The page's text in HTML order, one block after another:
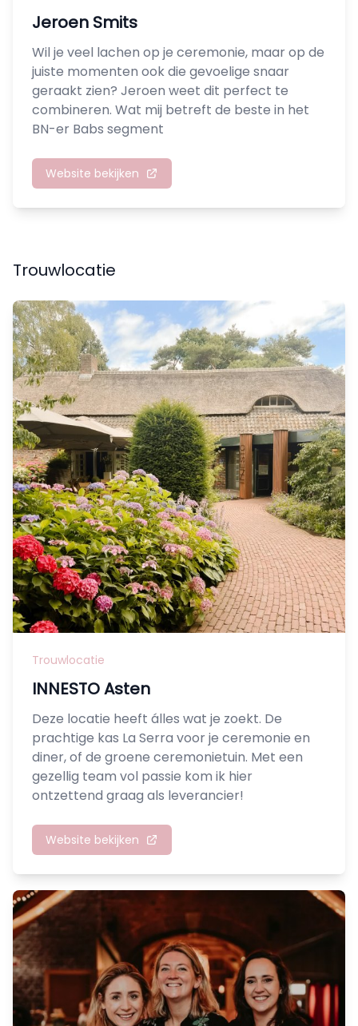
Jeroen Smits
Wil je veel lachen op je ceremonie, maar op de
juiste momenten ook die gevoelige snaar
geraakt zien? Jeroen weet dit perfect te
combineren. Wat mij betreft de beste in het
BN-er Babs segment
Website bekijken
Trouwlocatie
Trouwlocatie
INNESTO Asten
Deze locatie heeft álles wat je zoekt. De
prachtige kas La Serra voor je ceremonie en
diner, of de groene ceremonietuin. Met een
gezellig team vol passie kom ik hier
ontzettend graag als leverancier!
Website bekijken